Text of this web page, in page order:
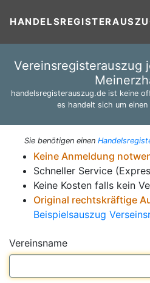
Vereinsregisterauszug
handelsregisterauszug.de ist keine
es handelt sich um
Sie benötigen einen
Keine Anmeldung
Schneller Service
Keine Kosten falls kein
Original rechtskräftige
Beispielsauszug
Vereinsname